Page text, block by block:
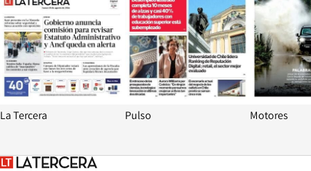
La Tercera Pulso Motores